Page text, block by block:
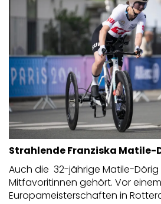
Strahlende Franziska Matile-
Auch die 32-jährige Matile-Dörig
Mitfavoritinnen gehört. Vor
Europameisterschaften in